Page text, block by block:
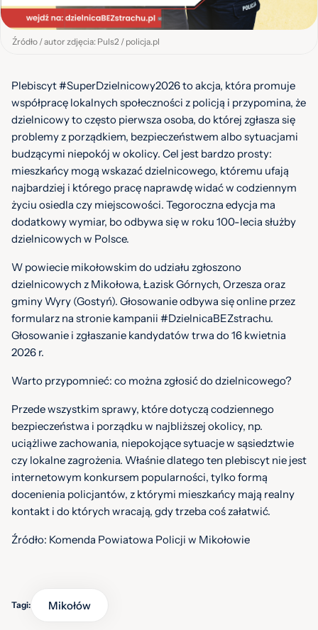
Źródło / autor zdjęcia: Puls2 / policja.pl
Plebiscyt #SuperDzielnicowy2026 to akcja, która promuje
współpracę lokalnych społeczności z policją i przypomina, że
dzielnicowy to często pierwsza osoba, do której zgłasza się
problemy z porządkiem, bezpieczeństwem albo sytuacjami
budzącymi niepokój w okolicy. Cel jest bardzo prosty:
mieszkańcy mogą wskazać dzielnicowego, któremu ufają
najbardziej i którego pracę naprawdę widać w codziennym
życiu osiedla czy miejscowości. Tegoroczna edycja ma
dodatkowy wymiar, bo odbywa się w roku 100-lecia służby
dzielnicowych w Polsce.
W powiecie mikołowskim do udziału zgłoszono
dzielnicowych z Mikołowa, Łazisk Górnych, Orzesza oraz
gminy Wyry (Gostyń). Głosowanie odbywa się online przez
formularz na stronie kampanii #DzielnicaBEZstrachu.
Głosowanie i zgłaszanie kandydatów trwa do 16 kwietnia
2026 r.
Warto przypomnieć: co można zgłosić do dzielnicowego?
Przede wszystkim sprawy, które dotyczą codziennego
bezpieczeństwa i porządku w najbliższej okolicy, np.
uciążliwe zachowania, niepokojące sytuacje w sąsiedztwie
czy lokalne zagrożenia. Właśnie dlatego ten plebiscyt nie jest
internetowym konkursem popularności, tylko formą
docenienia policjantów, z którymi mieszkańcy mają realny
kontakt i do których wracają, gdy trzeba coś załatwić.
Źródło: Komenda Powiatowa Policji w Mikołowie
Tagi: Mikołów